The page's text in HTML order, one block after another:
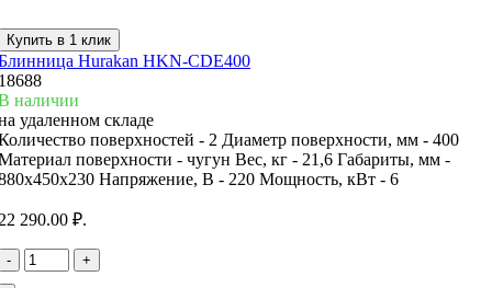
Купить в 1 клик
Hurakan HKN-CDE400
наличии
удаленном складе
поверхностей - 2 Диаметр поверхности, мм - 400
поверхности - чугун Вес, кг - 21,6 Габариты, мм -
Напряжение, В - 220 Мощность, кВт - 6
290.00 ₽.
- +